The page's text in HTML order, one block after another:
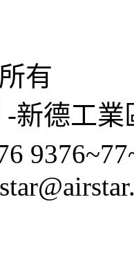
有
新德工業